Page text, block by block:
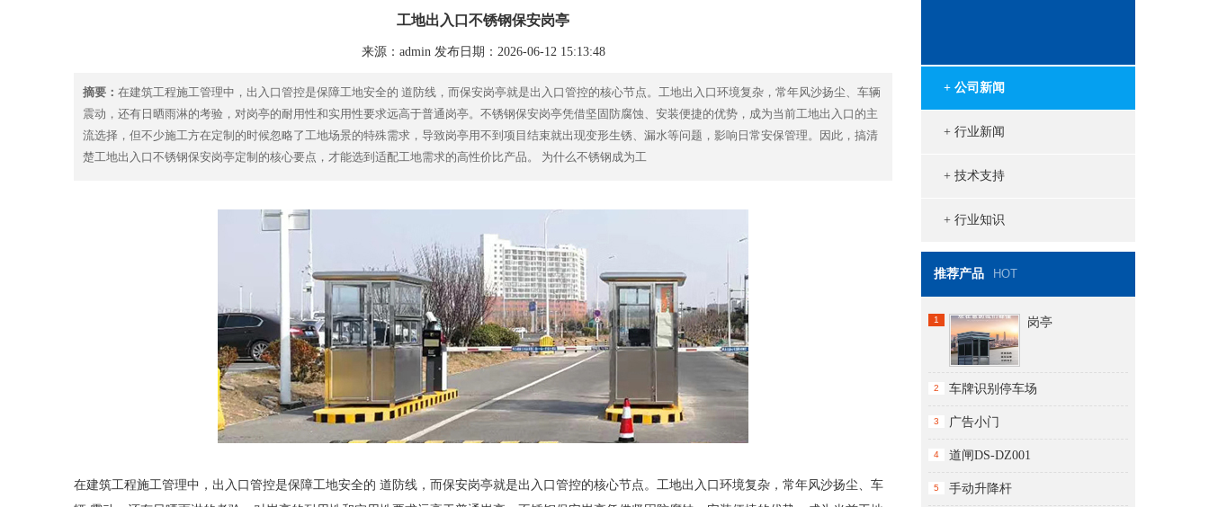
工地出入口不锈钢保安岗亭
来源：admin 发布日期：2026-06-12 15:13:48
摘要： 在建筑工程施工管理中，出入口管控是保障工地安全的 道防线，而保安岗亭就是出入口管控的核心节点。工地出入口环境复杂，常年风沙扬尘、车辆
震动，还有日晒雨淋的考验，对岗亭的耐用性和实用性要求远高于普通岗亭。不锈钢保安岗亭凭借坚固防腐蚀、安装便捷的优势，成为当前工地出入口的主
流选择，但不少施工方在定制的时候忽略了工地场景的特殊需求，导致岗亭用不到项目结束就出现变形生锈、漏水等问题，影响日常安保管理。因此，搞清
楚工地出入口不锈钢保安岗亭定制的核心要点，才能选到适配工地需求的高性价比产品。 为什么不锈钢成为工
在建筑工程施工管理中，出入口管控是保障工地安全的 道防线，而保安岗亭就是出入口管控的核心节点。工地出入口环境复杂，常年风沙扬尘、车
+ 公司新闻
+ 行业新闻
+ 技术支持
+ 行业知识
推荐产品 HOT
1 岗亭
2 车牌识别停车场
3 广告小门
4 道闸DS-DZ001
5 手动升降杆